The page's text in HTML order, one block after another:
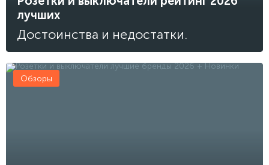
лучших
Достоинства и недостатки.
Обзоры